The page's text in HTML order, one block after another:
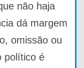
não haja
dá margem
omissão ou
político é